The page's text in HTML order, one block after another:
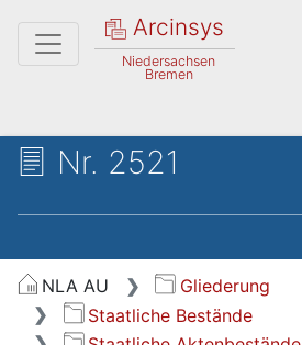
Arcinsys
Niedersachsen
Bremen
Nr. 2521
NLA AU
Gliederung
Staatliche Bestände